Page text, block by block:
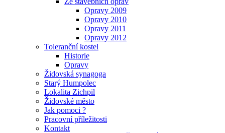
Opravy 2009
Opravy 2010
Opravy 2011
Opravy 2012
Toleranční kostel
Historie
Opravy
Židovská synagoga
Starý Humpolec
Lokalita Zichpil
Židovské město
Jak pomoci ?
Pracovní příležitosti
Kontakt